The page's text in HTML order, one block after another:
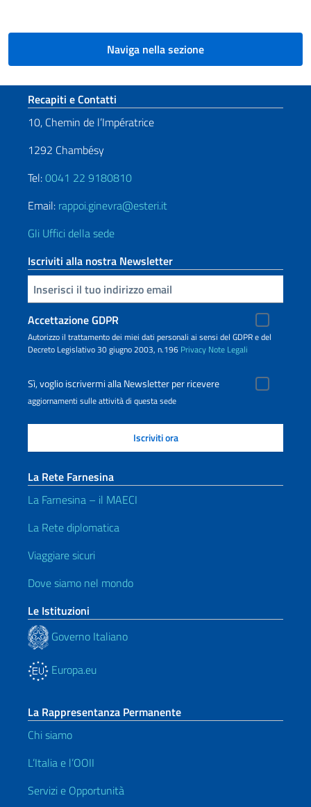
Naviga nella sezione
Sezione footer
Recapiti e Contatti
10, Chemin de l’Impératrice
1292 Chambésy
Tel:0041 22 9180810
Email: rappoi.ginevra@esteri.it
Gli Uffici della sede
Iscriviti alla nostra Newsletter
Inserisci la tua email
Accettazione GDPR
Autorizzo il trattamento dei miei dati personali ai sensi del GDPR e del
Decreto Legislativo 30 giugno 2003, n.196 Privacy Note Legali
Sì, voglio iscrivermi alla Newsletter per ricevere
aggiornamenti sulle attività di questa sede
La Rete Farnesina
La Farnesina – il MAECI
La Rete diplomatica
Viaggiare sicuri
Dove siamo nel mondo
Le Istituzioni
Governo Italiano
Europa.eu
La Rappresentanza Permanente
Chi siamo
L’Italia e l’OOII
Servizi e Opportunità